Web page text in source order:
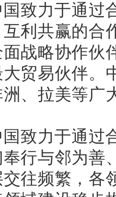
于通过合
利共赢的合
战略协作伙
大贸易伙伴。
洲、拉美等广
于通过合
行与邻为善
往频繁，各